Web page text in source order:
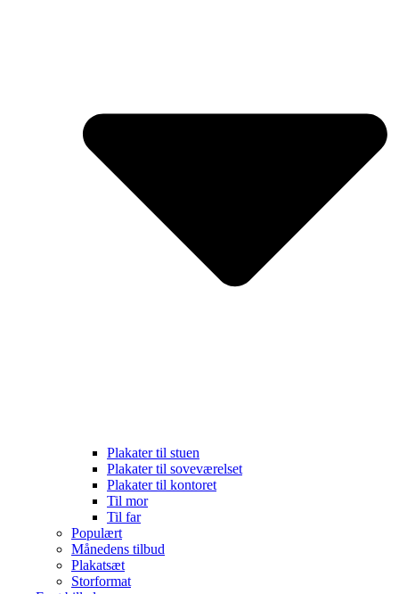
Plakater til stuen
Plakater til soveværelset
Plakater til kontoret
Til mor
Til far
Populært
Månedens tilbud
Plakatsæt
Storformat